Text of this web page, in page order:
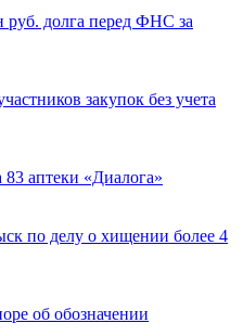
руб. долга перед ФНС за
закупок без учета
аптеки «Диалога»
по делу о хищении более 4
об обозначении